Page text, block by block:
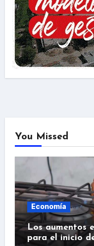
You Missed
Economía
Los aumentos
para el inicio